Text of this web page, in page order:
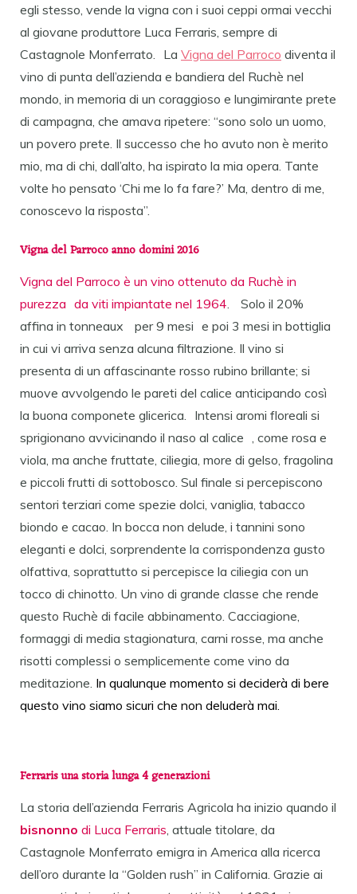
egli stesso, vende la vigna con i suoi ceppi ormai vecchi
al giovane produttore Luca Ferraris, sempre di
Castagnole Monferrato. La Vigna del Parroco diventa il
vino di punta dell’azienda e bandiera del Ruchè nel
mondo, in memoria di un coraggioso e lungimirante prete
di campagna, che amava ripetere: “sono solo un uomo,
un povero prete. Il successo che ho avuto non è merito
mio, ma di chi, dall’alto, ha ispirato la mia opera. Tante
volte ho pensato ‘Chi me lo fa fare?’ Ma, dentro di me,
conoscevo la risposta”.
Vigna del Parroco anno domini 2016
Vigna del Parroco è un vino ottenuto da Ruchè in
purezza da viti impiantate nel 1964 . Solo il 20%
affina in tonneaux per 9 mesi e poi 3 mesi in bottiglia
in cui vi arriva senza alcuna filtrazione. Il vino si
presenta di un affascinante rosso rubino brillante; si
muove avvolgendo le pareti del calice anticipando così
la buona componete glicerica. Intensi aromi floreali si
sprigionano avvicinando il naso al calice , come rosa e
viola, ma anche fruttate, ciliegia, more di gelso, fragolina
e piccoli frutti di sottobosco. Sul finale si percepiscono
sentori terziari come spezie dolci, vaniglia, tabacco
biondo e cacao. In bocca non delude, i tannini sono
eleganti e dolci, sorprendente la corrispondenza gusto
olfattiva, soprattutto si percepisce la ciliegia con un
tocco di chinotto. Un vino di grande classe che rende
questo Ruchè di facile abbinamento. Cacciagione,
formaggi di media stagionatura, carni rosse, ma anche
risotti complessi o semplicemente come vino da
meditazione. In qualunque momento si deciderà di bere
questo vino siamo sicuri che non deluderà mai.
Ferraris una storia lunga 4 generazioni
La storia dell’azienda Ferraris Agricola ha inizio quando il
bisnonno di Luca Ferraris , attuale titolare, da
Castagnole Monferrato emigra in America alla ricerca
dell’oro durante la “Golden rush” in California. Grazie ai